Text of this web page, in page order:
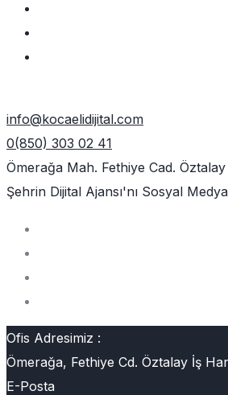
info@kocaelidijital.com
0(850) 303 02 41
Ömerağa Mah. Fethiye Cad. Öztalay
Şehrin Dijital Ajansı'nı Sosyal
Ofis Adresimiz :
Ömerağa, Fethiye Cd. Öztalay İş
E-Posta